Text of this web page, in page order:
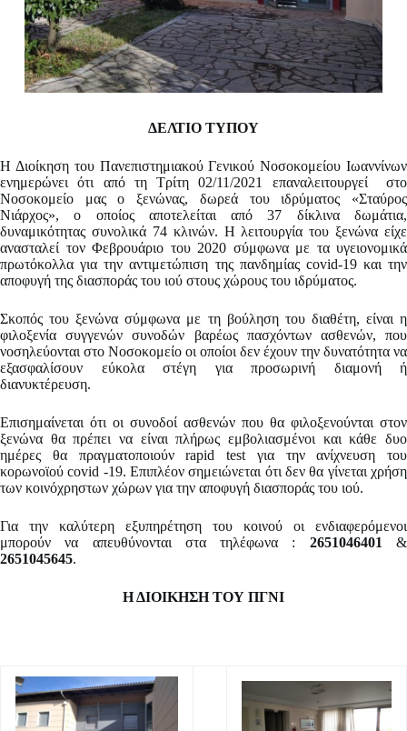
ΔΕΛΤΙΟ ΤΥΠΟΥ
Η Διοίκηση του Πανεπιστημιακού Γενικού Νοσοκομείου Ιωαννίνων
ενημερώνει ότι από τη Τρίτη 02/11/2021 επαναλειτουργεί στο
Νοσοκομείο μας ο ξενώνας, δωρεά του ιδρύματος «Σταύρος
Νιάρχος», ο οποίος αποτελείται από 37 δίκλινα δωμάτια,
δυναμικότητας συνολικά 74 κλινών. Η λειτουργία του ξενώνα είχε
ανασταλεί τον Φεβρουάριο του 2020 σύμφωνα με τα υγειονομικά
πρωτόκολλα για την αντιμετώπιση της πανδημίας covid-19 και την
αποφυγή της διασποράς του ιού στους χώρους του ιδρύματος.
Σκοπός του ξενώνα σύμφωνα με τη βούληση του διαθέτη, είναι η
φιλοξενία συγγενών συνοδών βαρέως πασχόντων ασθενών, που
νοσηλεύονται στο Νοσοκομείο οι οποίοι δεν έχουν την δυνατότητα να
εξασφαλίσουν εύκολα στέγη για προσωρινή διαμονή ή
διανυκτέρευση.
Επισημαίνεται ότι οι συνοδοί ασθενών που θα φιλοξενούνται στον
ξενώνα θα πρέπει να είναι πλήρως εμβολιασμένοι και κάθε δυο
ημέρες θα πραγματοποιούν rapid test για την ανίχνευση του
κορωνοϊού covid -19. Επιπλέον σημειώνεται ότι δεν θα γίνεται χρήση
των κοινόχρηστων χώρων για την αποφυγή διασποράς του ιού.
Για την καλύτερη εξυπηρέτηση του κοινού οι ενδιαφερόμενοι
μπορούν να απευθύνονται στα τηλέφωνα : 2651046401
&
2651045645.
Η ΔΙΟΙΚΗΣΗ ΤΟΥ ΠΓΝΙ